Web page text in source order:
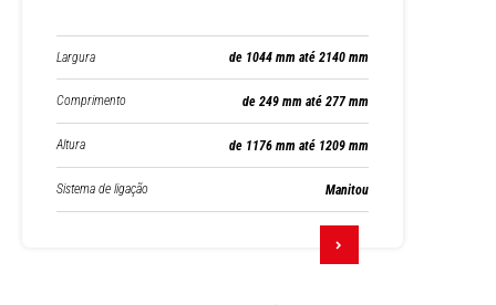
Largura de 1044 mm até 2140 mm
Comprimento de 249 mm até 277 mm
Altura de 1176 mm até 1209 mm
Sistema de ligação Manitou